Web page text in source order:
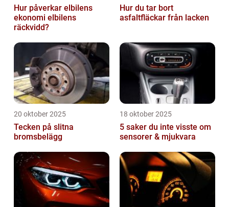
Hur påverkar elbilens
ekonomi elbilens
räckvidd?
Hur du tar bort
asfaltfläckar från lacken
20 oktober 2025
Tecken på slitna
bromsbelägg
18 oktober 2025
5 saker du inte visste om
sensorer & mjukvara